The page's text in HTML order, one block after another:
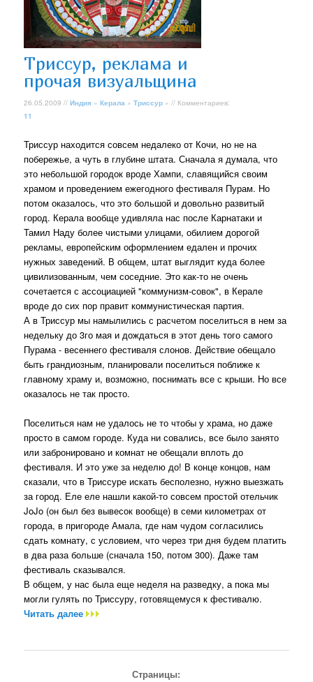
Триссур, реклама и
прочая визуальщина
26.05.2009 //Индия »Керала »Триссур » // Комментариев:
11
Триссур находится совсем недалеко от Кочи, но не на
побережье, а чуть в глубине штата. Сначала я думала, что
это небольшой городок вроде Хампи, славящийся своим
храмом и проведением ежегодного фестиваля Пурам. Но
потом оказалось, что это большой и довольно развитый
город. Керала вообще удивляла нас после Карнатаки и
Тамил Наду более чистыми улицами, обилием дорогой
рекламы, европейским оформлением едален и прочих
нужных заведений. В общем, штат выглядит куда более
цивилизованным, чем соседние. Это как-то не очень
сочетается с ассоциацией "коммунизм-совок", в Керале
вроде до сих пор правит коммунистическая партия.
А в Триссур мы намылились с расчетом поселиться в нем за
недельку до 3го мая и дождаться в этот день того самого
Пурама - весеннего фестиваля слонов. Действие обещало
быть грандиозным, планировали поселиться поближе к
главному храму и, возможно, поснимать все с крыши. Но все
оказалось не так просто.
Поселиться нам не удалось не то чтобы у храма, но даже
просто в самом городе. Куда ни совались, все было занято
или забронировано и комнат не обещали вплоть до
фестиваля. И это уже за неделю до! В конце концов, нам
сказали, что в Триссуре искать бесполезно, нужно выезжать
за город. Еле еле нашли какой-то совсем простой отельчик
JoJo (он был без вывесок вообще) в семи километрах от
города, в пригороде Амала, где нам чудом согласились
сдать комнату, с условием, что через три дня будем платить
в два раза больше (сначала 150, потом 300). Даже там
фестиваль сказывался.
В общем, у нас была еще неделя на разведку, а пока мы
могли гулять по Триссуру, готовящемуся к фестивалю.
Читать далее
Страницы: